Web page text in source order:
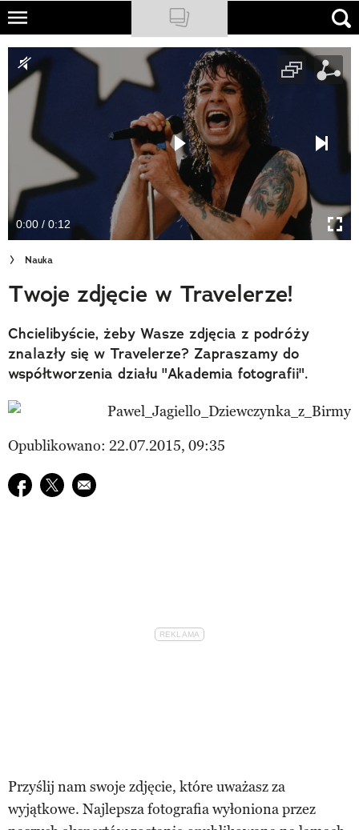
Skip
main
content
NATIONAL GEOGRAPHIC
TRAVELER
PODCASTY
Newsletter
Cuda Polski
Wielki Konkurs Fotograficzny
Trendbook Podróżniczy
Polecane
0:00 / 0:12
Nauka
Twoje zdjęcie w Travelerze!
Chcielibyście, żeby Wasze zdjęcia z podróży
znalazły się w Travelerze? Zapraszamy do
współtworzenia działu "Akademia fotografii".
Opublikowano: 22.07.2015, 09:35
Udostępnij na facebook
Udostępnij na twitter
E-mail do przyjaciela
Przyślij nam swoje zdjęcie, które uważasz za
wyjątkowe. Najlepsza fotografia wyłoniona przez